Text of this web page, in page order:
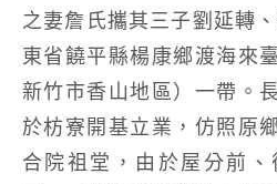
之妻詹氏攜其三子劉延轉
東省饒平縣楊康鄉渡海來
新竹市香山地區）一帶。
於枋寮開基立業，仿照原
合院祖堂，由於屋分前